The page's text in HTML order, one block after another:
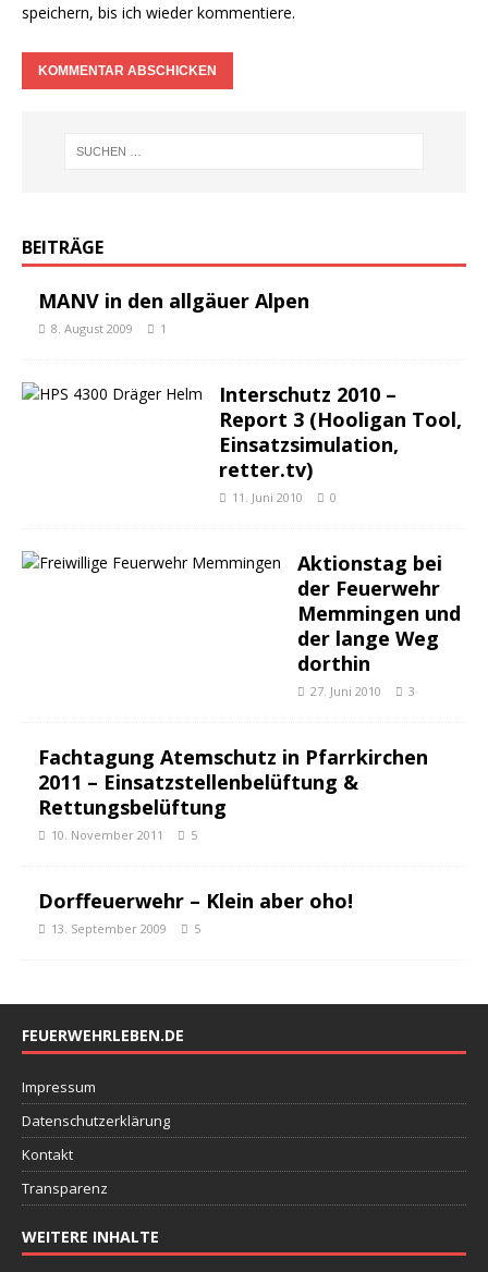
speichern, bis ich wieder kommentiere.
BEITRÄGE
MANV in den allgäuer Alpen
8. August 2009 1
Interschutz 2010 –
Report 3 (Hooligan Tool,
Einsatzsimulation,
retter.tv)
11. Juni 2010 0
Aktionstag bei
der Feuerwehr
Memmingen und
der lange Weg
dorthin
27. Juni 2010 3
Fachtagung Atemschutz in Pfarrkirchen
2011 – Einsatzstellenbelüftung &
Rettungsbelüftung
10. November 2011 5
Dorffeuerwehr – Klein aber oho!
13. September 2009 5
FEUERWEHRLEBEN.DE
Impressum
Datenschutzerklärung
Kontakt
Transparenz
WEITERE INHALTE